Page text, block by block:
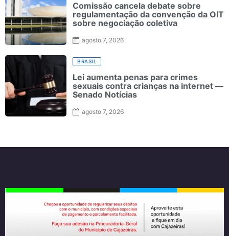
Comissão cancela debate sobre
regulamentação da convenção da OIT
sobre negociação coletiva
agosto 7, 2026
BRASIL
Lei aumenta penas para crimes
sexuais contra crianças na internet —
Senado Notícias
agosto 7, 2026